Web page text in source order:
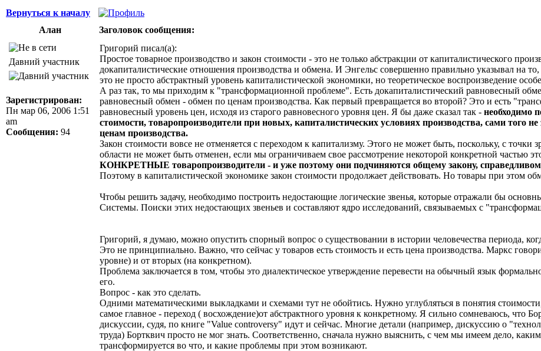
Вернуться к началу
Алан
Заголовок сообщения:
Давний участник
Зарегистрирован:
Пн мар 06, 2006 1:51
am
Сообщения: 94
Григорий писал(а):
Простое товарное производство и закон стоимости - это не только абстракции от капиталистического
докапиталистические отношения производства и обмена. И Энгельс совершенно правильно указывал на
это не просто абстрактный уровень капиталистической экономики, но теоретическое воспроизведение
А раз так, то мы приходим к "трансформационной проблеме". Есть докапиталистический равновесный
равновесный обмен - обмен по ценам производства. Как первый превращается во второй? Это и есть
равновесный уровень цен, исходя из старого равновесного уровня цен. Я бы даже сказал так - необходимо
стоимости, товаропроизводители при новых, капиталистических условиях производства, сами того
ценам производства.
Закон стоимости вовсе не отменяется с переходом к капитализму. Этого не может быть, поскольку, с точки
области не может быть отменен, если мы ограничиваем свое рассмотрение некоторой конкретной частью
КОНКРЕТНЫЕ товаропроизводители - и уже поэтому они подчиняются общему закону, справедливому
Поэтому в капиталистической экономике закон стоимости продолжает действовать. Но товары при этом
Чтобы решить задачу, необходимо построить недостающие логические звенья, которые отражали бы
Системы. Поиски этих недостающих звеньев и составляют ядро исследований, связываемых с
Григорий, я думаю, можно опустить спорный вопрос о существовании в истории человечества периода,
Это не принципиально. Важно, что сейчас у товаров есть стоимость и есть цена производства. Маркс
уровне) и от вторых (на конкретном).
Проблема заключается в том, чтобы это диалектическое утверждение перевести на обычный язык
его.
Вопрос - как это сделать.
Одними математическими выкладками и схемами тут не обойтись. Нужно углубляться в понятия
самое главное - переход ( восхождение)от абстрактного уровня к конкретному. Я сильно сомневаюсь, что
дискуссии, судя, по книге "Value controversy" идут и сейчас. Многие детали (например, дискуссию о
труда) Бортквич просто не мог знать. Соответственно, сначала нужно выяснить, с чем мы имеем дело,
трансформируется во что, и какие проблемы при этом возникают.